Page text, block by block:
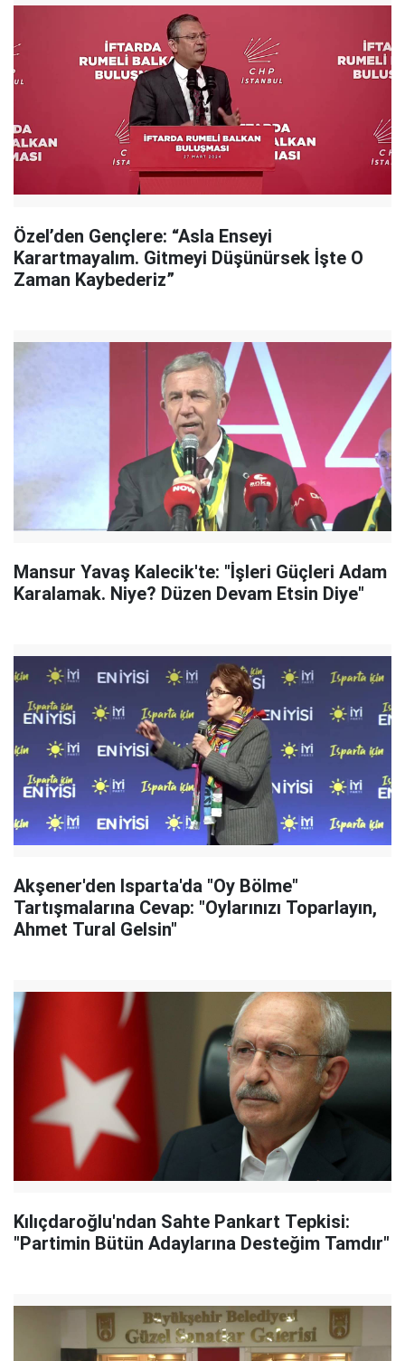
Özel’den Gençlere: “Asla Enseyi
Karartmayalım. Gitmeyi Düşünürsek İşte O
Zaman Kaybederiz”
Mansur Yavaş Kalecik'te: "İşleri Güçleri Adam
Karalamak. Niye? Düzen Devam Etsin Diye"
Akşener'den Isparta'da "Oy Bölme"
Tartışmalarına Cevap: "Oylarınızı Toparlayın,
Ahmet Tural Gelsin"
Kılıçdaroğlu'ndan Sahte Pankart Tepkisi:
"Partimin Bütün Adaylarına Desteğim Tamdır"